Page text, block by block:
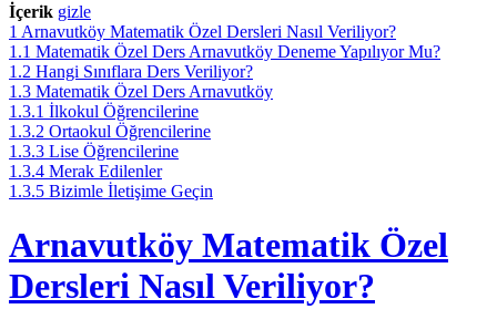
İçerik gizle
1 Arnavutköy Matematik Özel Dersleri Nasıl Veriliyor?
1.1 Matematik Özel Ders Arnavutköy Deneme Yapılıyor Mu?
1.2 Hangi Sınıflara Ders Veriliyor?
1.3 Matematik Özel Ders Arnavutköy
1.3.1 İlkokul Öğrencilerine
1.3.2 Ortaokul Öğrencilerine
1.3.3 Lise Öğrencilerine
1.3.4 Merak Edilenler
1.3.5 Bizimle İletişime Geçin
Arnavutköy Matematik Özel
Dersleri Nasıl Veriliyor?